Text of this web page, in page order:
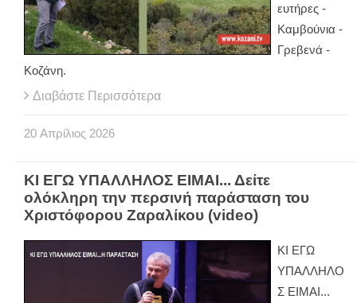
ευτήρες -
Καμβούνια -
Γρεβενά -
Κοζάνη.
Διαβάστε Περισσότερα
20 Απρίλιος 2026
ΚΙ ΕΓΩ ΥΠΑΛΛΗΛΟΣ ΕΙΜΑΙ... Δείτε
ολόκληρη την περσινή παράσταση του
Χριστόφορου Ζαραλίκου (video)
ΚΙ ΕΓΩ
ΥΠΑΛΛΗΛΟ
Σ ΕΙΜΑΙ...